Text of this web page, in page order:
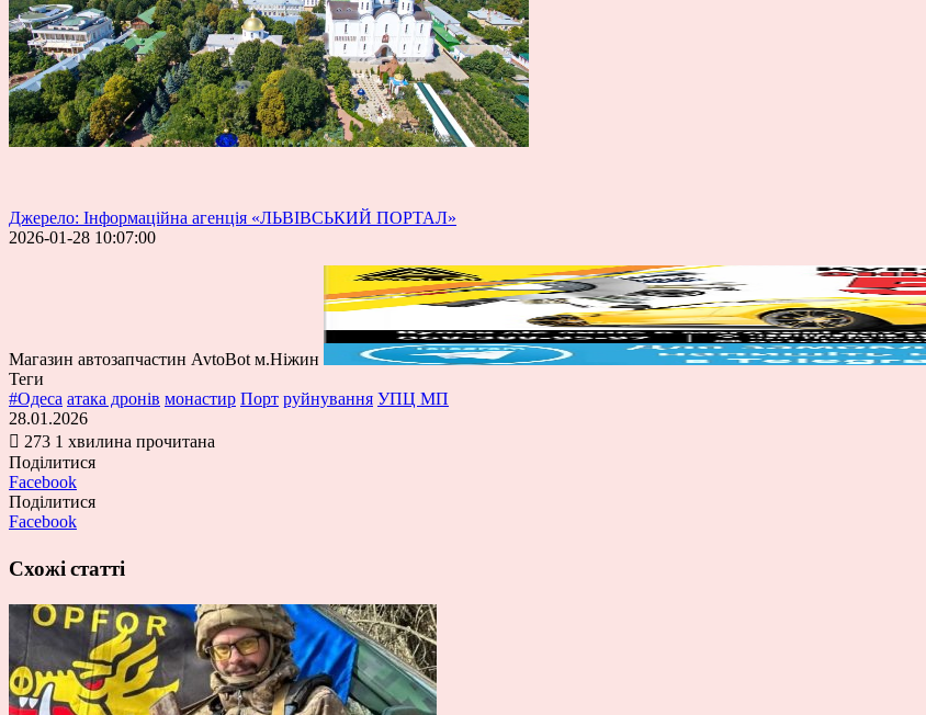
Джерело: Інформаційна агенція «ЛЬВІВСЬКИЙ ПОРТАЛ»
2026-01-28 10:07:00
Магазин автозапчастин AvtoBot м.Ніжин
Теги
#Одеса атака дронів монастир Порт руйнування УПЦ МП
28.01.2026
273 1 хвилина прочитана
Поділитися
Facebook
Поділитися
Facebook
Схожі статті